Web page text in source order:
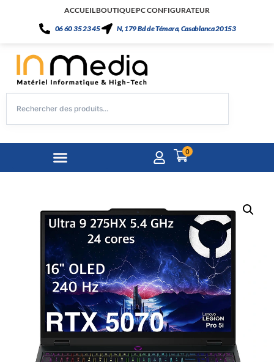
ACCUEILBOUTIQUEPC CONFIGURATEUR
06 60 35 23 45
N, 179 Bd de Témara, Casablanca 20153
0